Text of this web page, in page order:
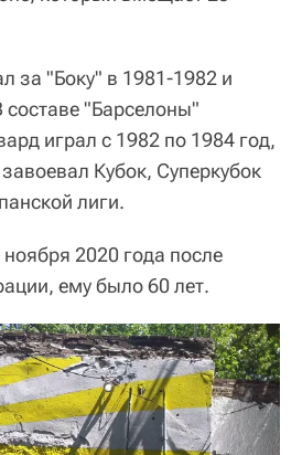
за "Боку" в 1981-1982 и
составе "Барселоны"
играл с 1982 по 1984 год,
Кубок, Суперкубок
лиги.
2020 года после
ему было 60 лет.